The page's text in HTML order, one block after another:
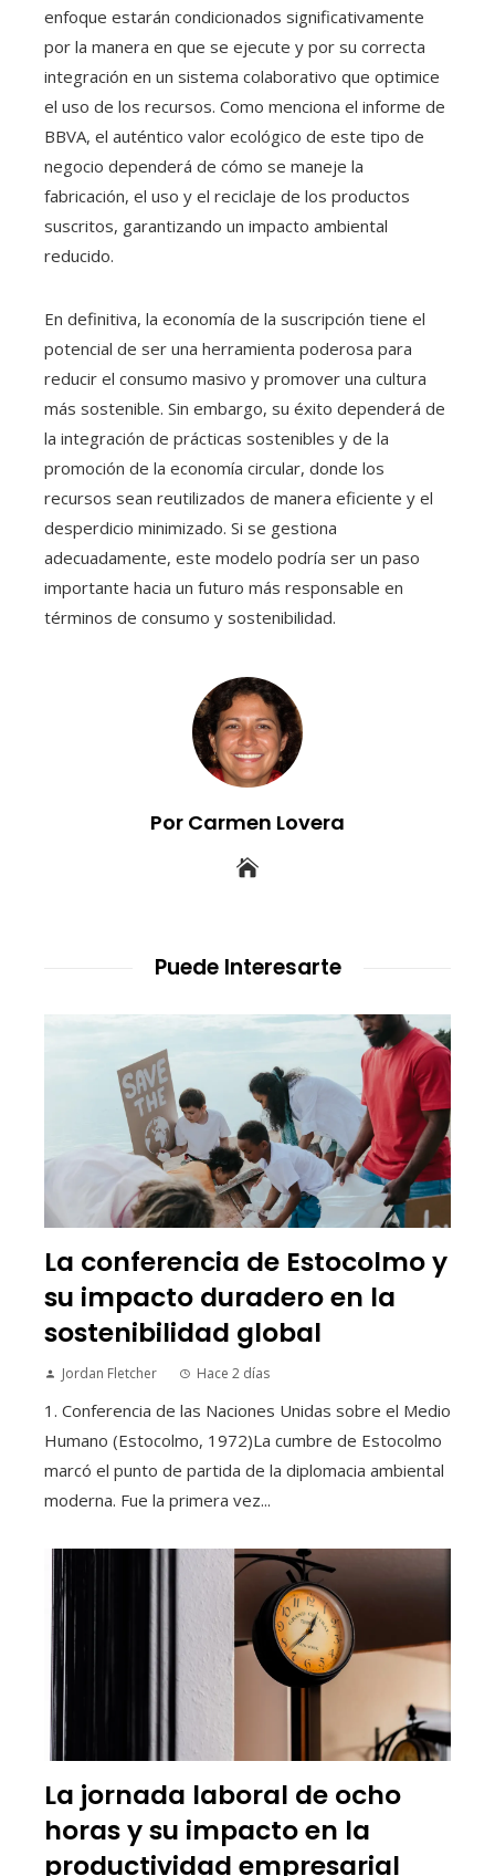
enfoque estarán condicionados significativamente
por la manera en que se ejecute y por su correcta
integración en un sistema colaborativo que optimice
el uso de los recursos. Como menciona el informe de
BBVA, el auténtico valor ecológico de este tipo de
negocio dependerá de cómo se maneje la
fabricación, el uso y el reciclaje de los productos
suscritos, garantizando un impacto ambiental
reducido.
En definitiva, la economía de la suscripción tiene el
potencial de ser una herramienta poderosa para
reducir el consumo masivo y promover una cultura
más sostenible. Sin embargo, su éxito dependerá de
la integración de prácticas sostenibles y de la
promoción de la economía circular, donde los
recursos sean reutilizados de manera eficiente y el
desperdicio minimizado. Si se gestiona
adecuadamente, este modelo podría ser un paso
importante hacia un futuro más responsable en
términos de consumo y sostenibilidad.
Por Carmen Lovera
Puede Interesarte
La conferencia de Estocolmo y
su impacto duradero en la
sostenibilidad global
Jordan Fletcher Hace 2 días
1. Conferencia de las Naciones Unidas sobre el Medio
Humano (Estocolmo, 1972)La cumbre de Estocolmo
marcó el punto de partida de la diplomacia ambiental
moderna. Fue la primera vez...
La jornada laboral de ocho
horas y su impacto en la
productividad empresarial